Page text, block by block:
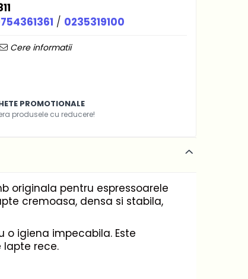
/ 0235319100
Cere informatii
PROMOTIONALE
produsele cu reducere!
originala pentru espressoarele
cremoasa, densa si stabila,
igiena impecabila. Este
lapte rece.